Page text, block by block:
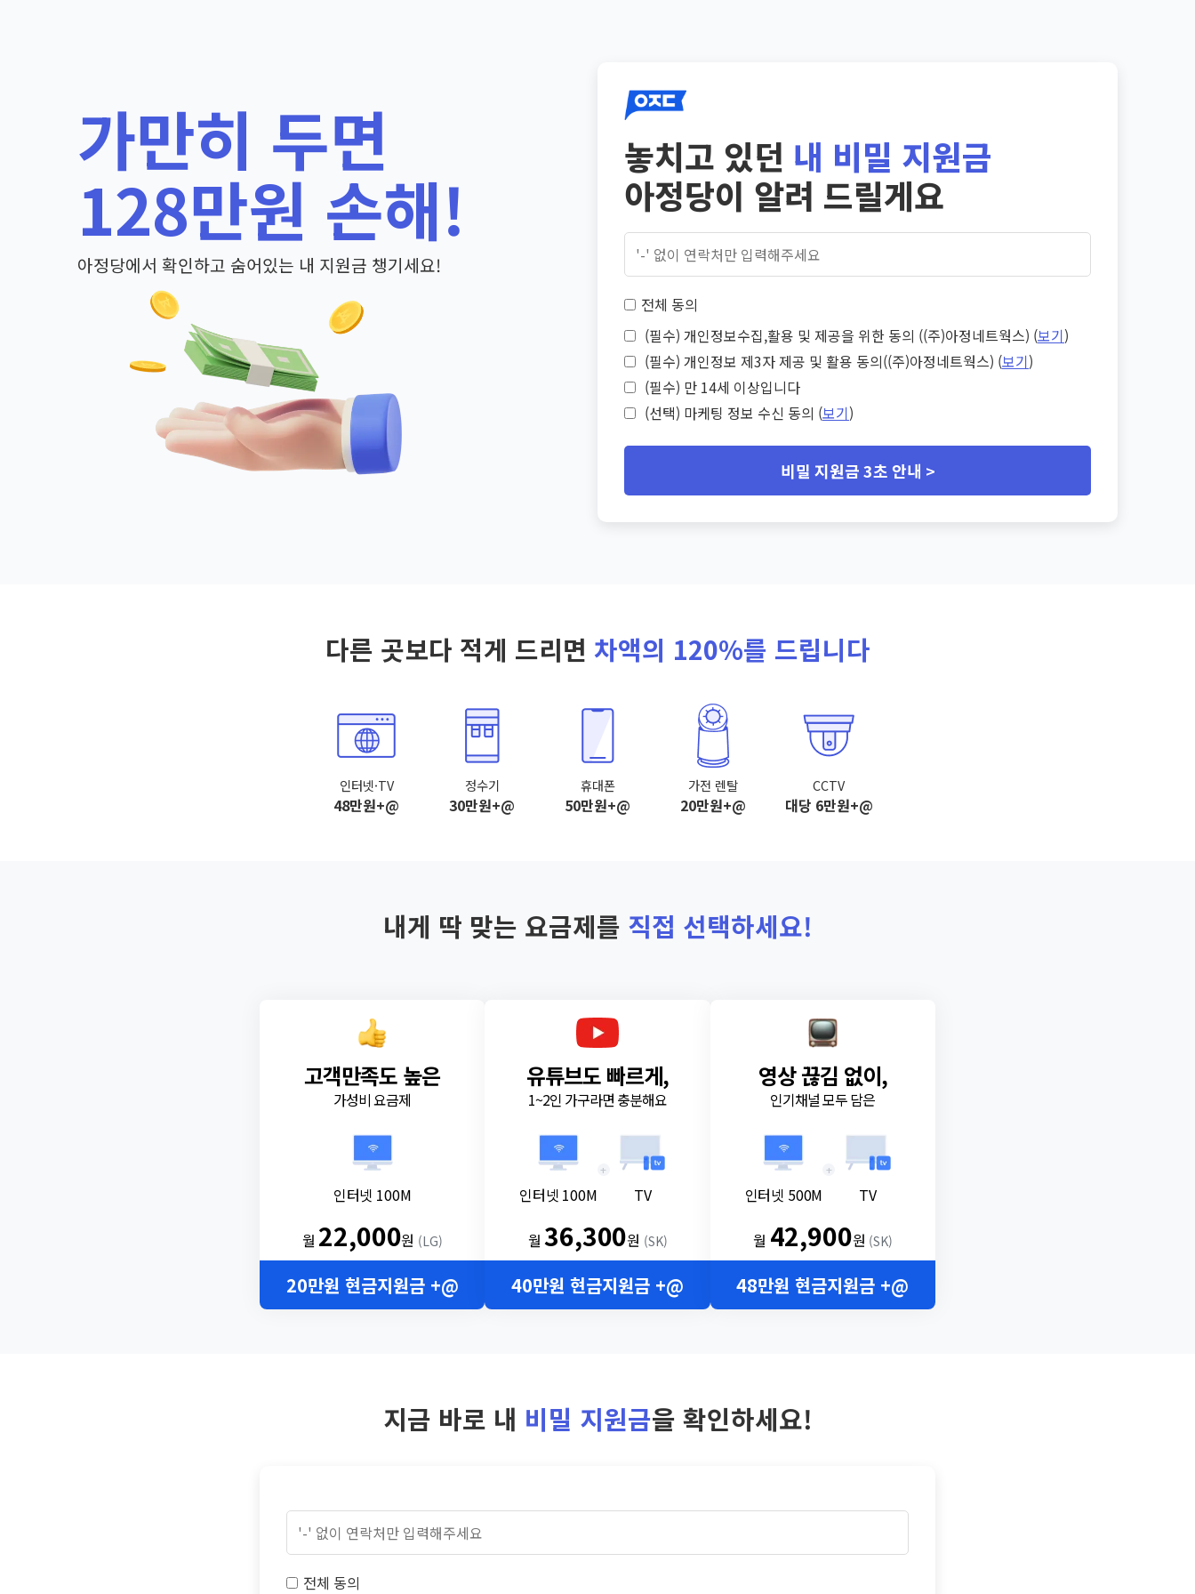
가만히 두면
128만원 손해!
아정당에서 확인하고 숨어있는 내 지원금 챙기세요!
놓치고 있던 내 비밀 지원금
아정당이 알려 드릴게요
전체 동의
(필수) 개인정보수집,활용 및 제공을 위한 동의 ((주)아정네트웍스) (보기)
(필수) 개인정보 제3자 제공 및 활용 동의((주)아정네트웍스) (보기)
(필수) 만 14세 이상입니다
(선택) 마케팅 정보 수신 동의 (보기)
비밀 지원금 3초 안내 >
다른 곳보다 적게 드리면 차액의 120%를 드립니다
인터넷·TV
48만원+@
정수기
30만원+@
휴대폰
50만원+@
가전 렌탈
20만원+@
CCTV
대당 6만원+@
내게 딱 맞는 요금제를 직접 선택하세요!
고객만족도 높은
가성비 요금제
인터넷 100M
월 22,000원 (LG)
20만원 현금지원금 +@
유튜브도 빠르게,
1~2인 가구라면 충분해요
인터넷 100M
+
TV
월36,300원 (SK)
40만원 현금지원금 +@
영상 끊김 없이,
인기채널 모두 담은
인터넷 500M
+
TV
월 42,900원 (SK)
48만원 현금지원금 +@
지금 바로 내 비밀 지원금을 확인하세요!
전체 동의